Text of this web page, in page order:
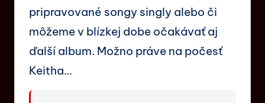
pripravované songy singly alebo či
môžeme v blízkej dobe očakávať aj
ďalší album. Možno práve na počesť
Keitha…